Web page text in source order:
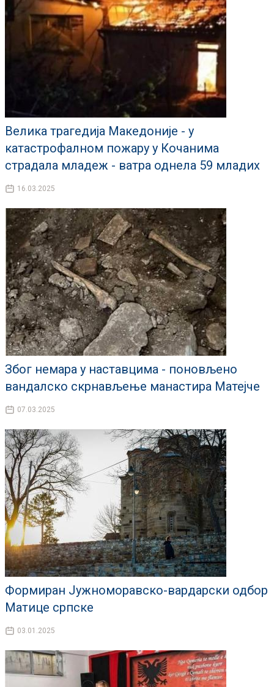
Велика трагедија Македоније - у
катастрофалном пожару у Кочанима
страдала младеж - ватра однела 59 младих
16.03.2025
Због немара у наставцима - поновљено
вандалско скрнављење манастира Матејче
07.03.2025
Формиран Јужноморавско-вардарски одбор
Матице српске
03.01.2025